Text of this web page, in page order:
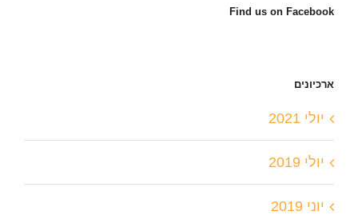
Find us on Facebook
ארכיונים
יולי 2021
יולי 2019
יוני 2019